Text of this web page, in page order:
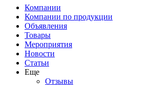
Компании
Компании по продукции
Объявления
Товары
Мероприятия
Новости
Статьи
Еще
Отзывы